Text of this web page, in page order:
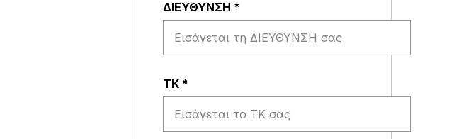
ΔΙΕΥΘΥΝΣΗ *
ΤΚ *